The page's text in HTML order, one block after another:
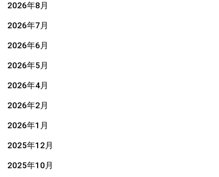
2026年8月
2026年7月
2026年6月
2026年5月
2026年4月
2026年2月
2026年1月
2025年12月
2025年10月